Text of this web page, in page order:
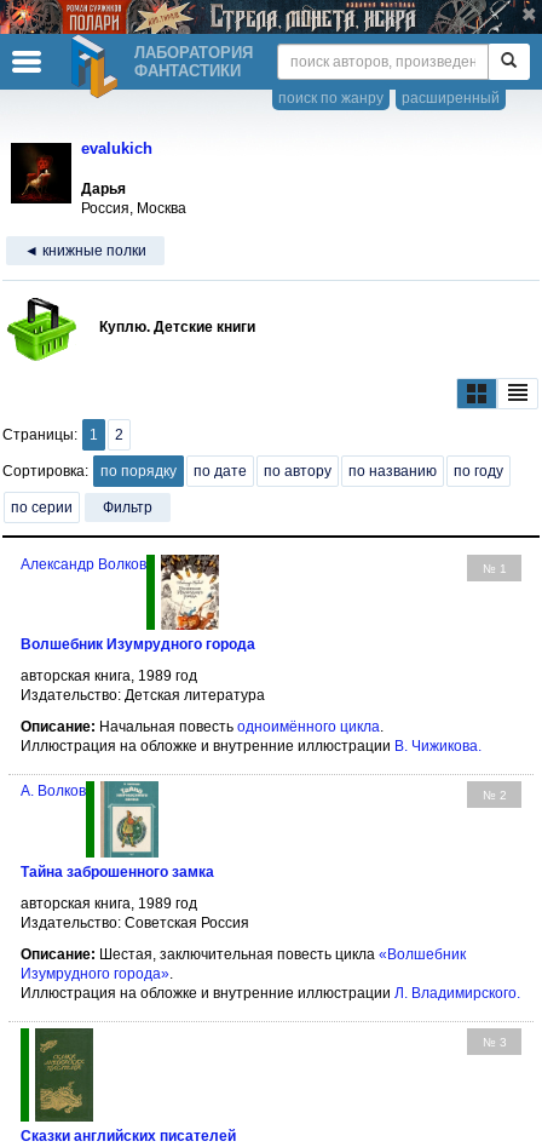
ЛАБОРАТОРИЯ
ФАНТАСТИКИ
расширенный
поиск по жанру
evalukich
Дарья
Россия, Москва
◄ книжные полки
Куплю. Детские книги
Страницы: 1 2
Сортировка: по порядку по дате по автору по названию по году
по серии Фильтр
№ 1
Александр Волков
Волшебник Изумрудного города
авторская книга, 1989 год
Издательство: Детская литература
Описание: Начальная повесть одноимённого цикла.
Иллюстрация на обложке и внутренние иллюстрации В. Чижикова.
№ 2
А. Волков
Тайна заброшенного замка
авторская книга, 1989 год
Издательство: Советская Россия
Описание: Шестая, заключительная повесть цикла «Волшебник
Изумрудного города»
Иллюстрация на обложке и внутренние иллюстрации Л. Владимирского
№ 3
Сказки английских писателей